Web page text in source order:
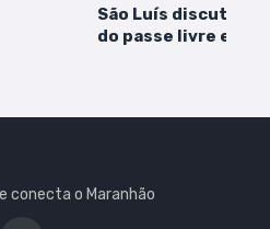
São Luís discute
do passe livre
conecta o Maranhão